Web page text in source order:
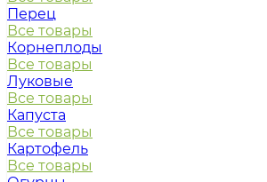
Перец
Все товары
Корнеплоды
Все товары
Луковые
Все товары
Капуста
Все товары
Картофель
Все товары